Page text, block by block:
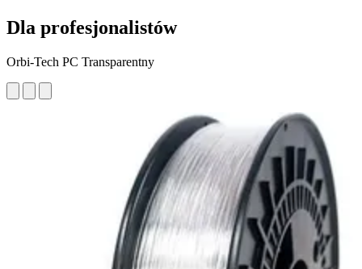
Dla profesjonalistów
Orbi-Tech PC Transparentny